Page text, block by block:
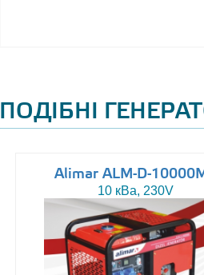
ПОДІБНІ
Alimar ALM-D-
10 кВа, 230V